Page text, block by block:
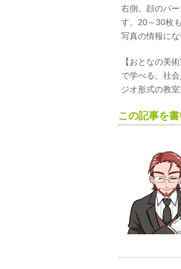
右側。顔のパ
す。20～30枚
写真の情報に
【おとなの美
で学べる、社
ジオ形式の教
この記事を